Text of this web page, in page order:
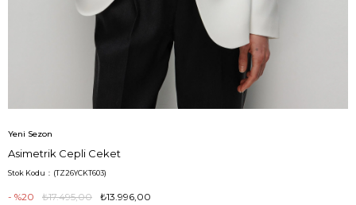
Yeni Sezon
Asimetrik Cepli Ceket
Stok Kodu (TZ26YCKT603)
20 ₺17.495,00 ₺13.996,00